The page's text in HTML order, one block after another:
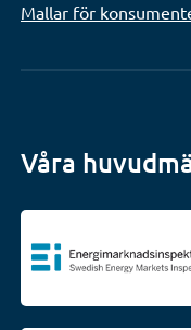
Mallar för
Våra